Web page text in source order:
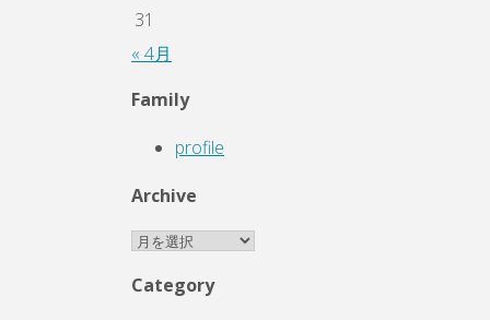
31
« 4月
Family
profile
Archive
Archive
Category